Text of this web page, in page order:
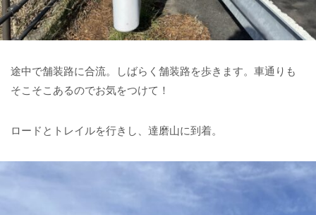
途中で舗装路に合流。しばらく舗装路を歩きます。車通りも
そこそこあるのでお気をつけて！
ロードとトレイルを行きし、達磨山に到着。